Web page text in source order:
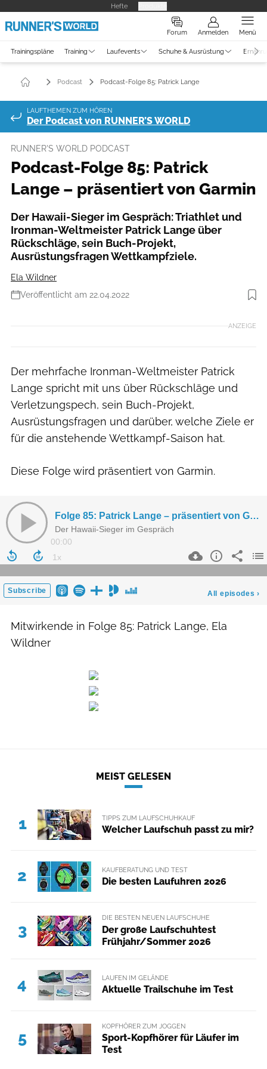
Hefte
Forum Anmelden Menü
Trainingspläne Training Laufevents Schuhe & Ausrüstung
Podcast Podcast-Folge 85: Patrick Lange
LAUFTHEMEN ZUM HÖREN
Der Podcast von RUNNER’S WORLD
RUNNER'S WORLD PODCAST
Podcast-Folge 85: Patrick
Lange – präsentiert von Garmin
Der Hawaii-Sieger im Gespräch: Triathlet und
Ironman-Weltmeister Patrick Lange über
Rückschläge, sein Buch-Projekt,
Ausrüstungsfragen Wettkampfziele.
Ela Wildner
Veröffentlicht am 22.04.2022
Foto: Christoph Raithel
ANZEIGE
Der mehrfache Ironman-Weltmeister Patrick
Lange spricht mit uns über Rückschläge und
Verletzungspech, sein Buch-Projekt,
Ausrüstungsfragen und darüber, welche Ziele er
für die anstehende Wettkampf-Saison hat.
Diese Folge wird präsentiert von Garmin.
Mitwirkende in Folge 85: Patrick Lange, Ela
Wildner
MEIST GELESEN
1 TIPPS ZUM LAUFSCHUHKAUF
Welcher Laufschuh passt zu mir?
2 KAUFBERATUNG UND TEST
Die besten Laufuhren 2026
3
DIE BESTEN NEUEN LAUFSCHUHE
Der große Laufschuhtest
Frühjahr/Sommer 2026
4 LAUFEN IM GELÄNDE
Aktuelle Trailschuhe im Test
5
KOPFHÖRER ZUM JOGGEN
Sport-Kopfhörer für Läufer im
Test